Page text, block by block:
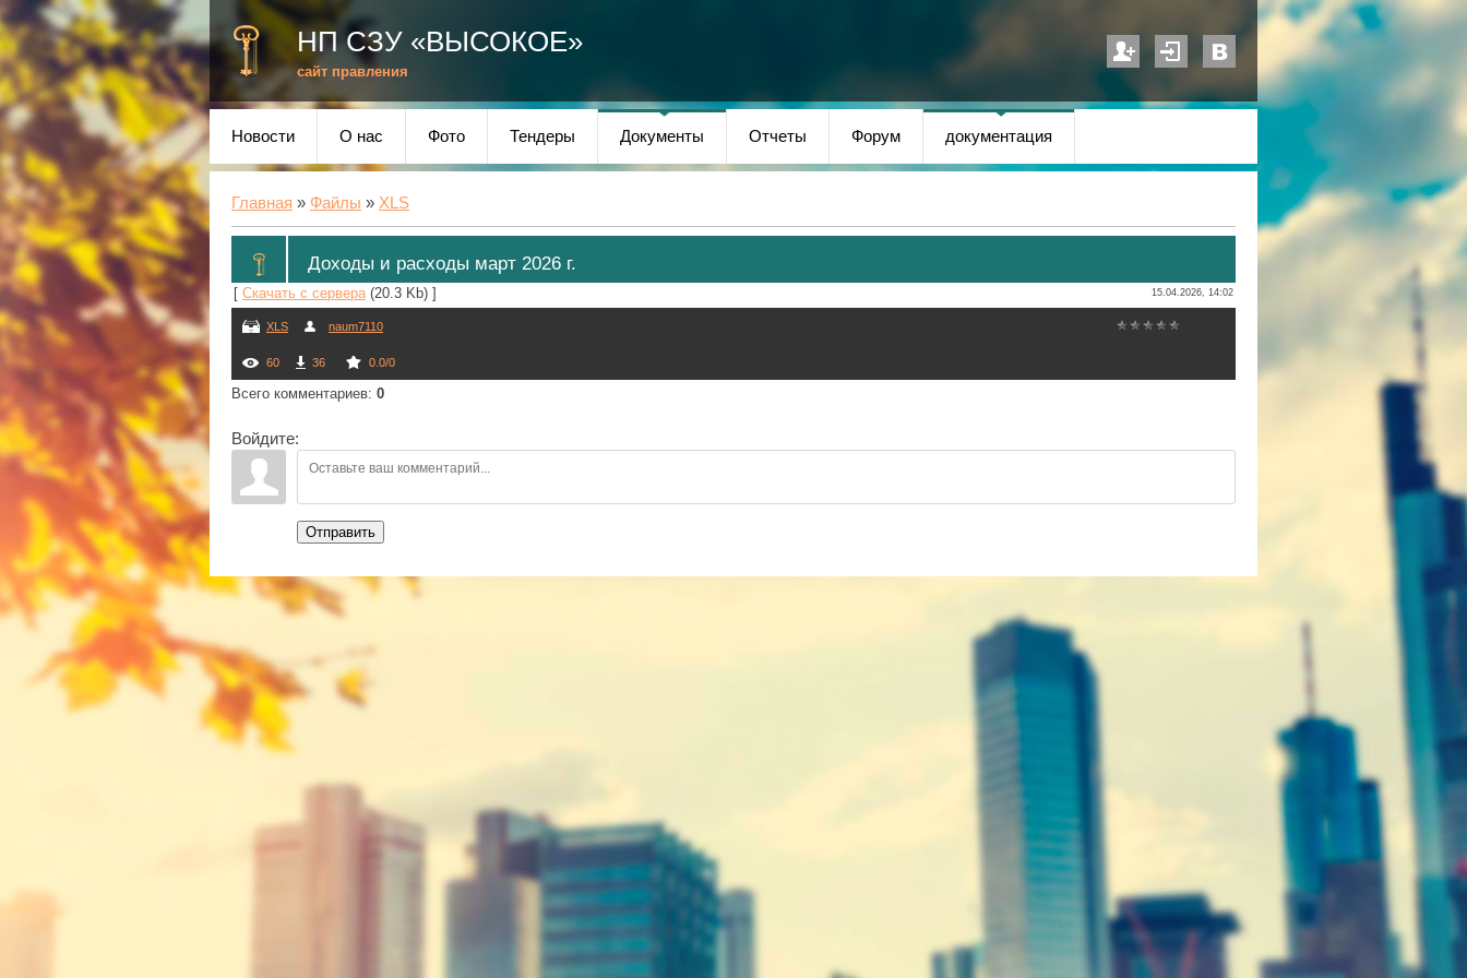
НП СЗУ «ВЫСОКОЕ»
сайт правления
Новости О нас Фото Тендеры Документы Отчеты Форум документация
Главная » Файлы » XLS
Доходы и расходы март 2026 г.
[ Скачать с сервера (20.3 Kb) ] 15.04.2026, 14:02
XLS naum7110
60 36 0.0/0
Всего комментариев: 0
Войдите:
Отправить